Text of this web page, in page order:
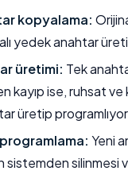
kopyalama:
yedek anahtar
üretimi: Tek
kayıp ise, ruhsat ve
üretip
Yeni
sistemden silinmesi